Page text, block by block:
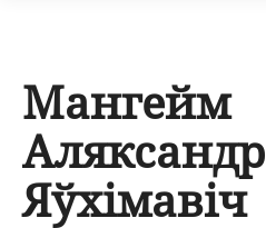
Мангейм
Аляксандр
Яўхімавіч